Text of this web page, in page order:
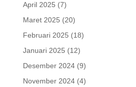
April 2025 (7)
Maret 2025 (20)
Februari 2025 (18)
Januari 2025 (12)
Desember 2024(9)
November 2024(4)